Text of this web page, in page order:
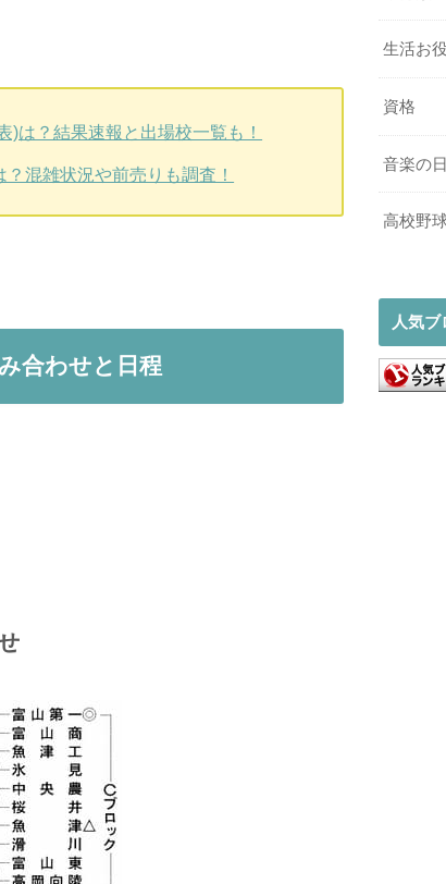
は？結果速報と出場校一覧も！
混雑状況や前売りも調査！
合わせと日程
生活お
資格
音楽の日
高校野球
人気